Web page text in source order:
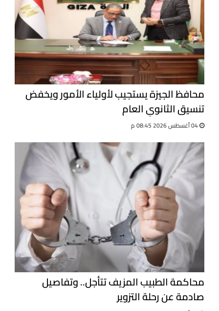
محافظ الجيزة يستجيب لأولياء الأمور ويخفض
تنسيق الثانوي العام
محاكمة الطبيب المزيف تتأجل.. وتفاصيل
صادمة عن رحلة التزوير